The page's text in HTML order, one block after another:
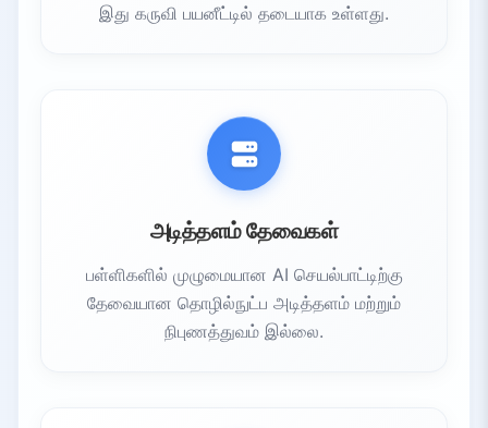
இது கருவி பயனீட்டில் தடையாக உள்ளது.
அடித்தளம் தேவைகள்
பள்ளிகளில் முழுமையான AI செயல்பாட்டிற்கு
தேவையான தொழில்நுட்ப அடித்தளம் மற்றும்
நிபுணத்துவம் இல்லை.